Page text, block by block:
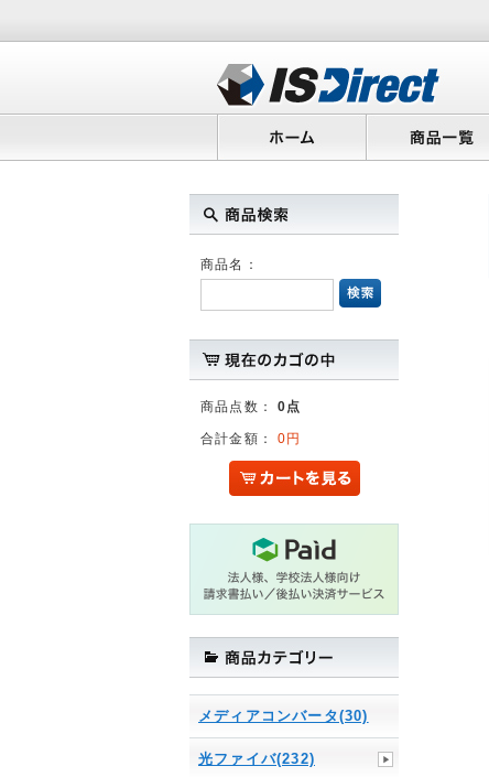
商品名：
商品点数：0点
合計金額：0円
メディアコンバータ(30)
光ファイバ(232)